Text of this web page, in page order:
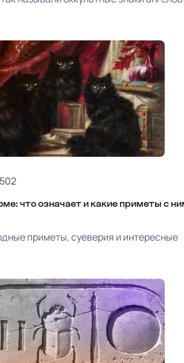
что означает и какие приметы с
приметы, суеверия и интересные